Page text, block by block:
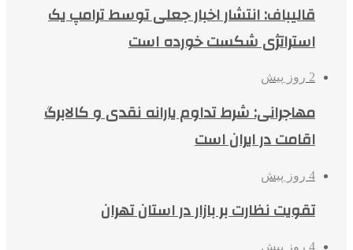
قالیباف: انتشار اخبار جعلی توسط ترامپ یک
استراتژی شکست خورده است
2 روز پیش
مهاجرانی: شرط تداوم یارانه نقدی و کالابرگ
اقامت در ایران است
4 روز پیش
تقویت نظارت بر بازار در استان تهران
4 روز پیش